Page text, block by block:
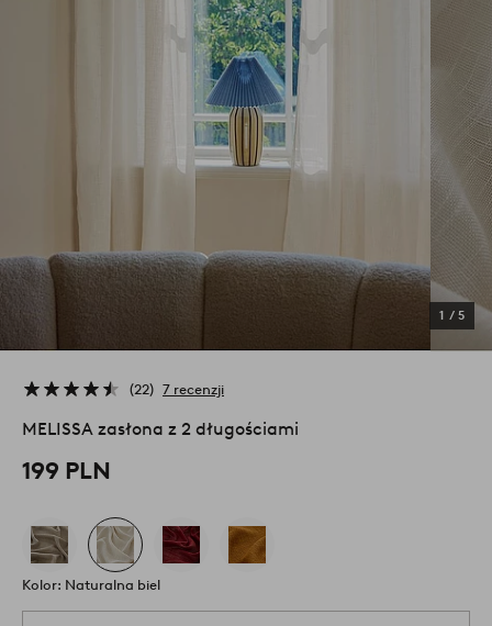
1 / 5
22 7 recenzji
MELISSA zasłona z 2 długościami
199 PLN
Kolor: Naturalna biel